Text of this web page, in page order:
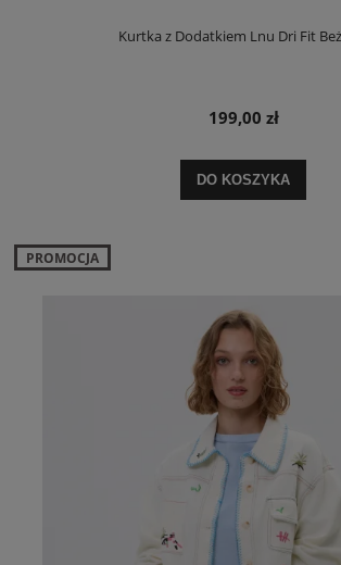
Kurtka z Dodatkiem Lnu Dri Fit
199,00 zł
DO KOSZYKA
PROMOCJA